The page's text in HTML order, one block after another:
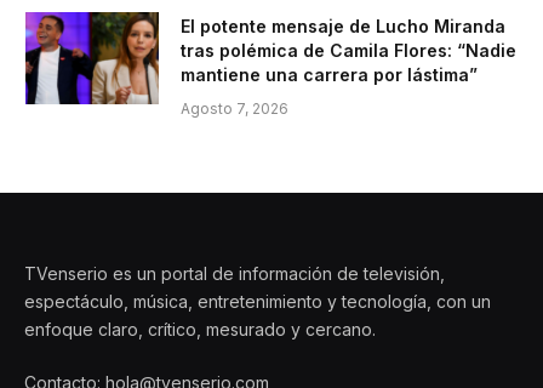
El potente mensaje de Lucho Miranda
tras polémica de Camila Flores: “Nadie
mantiene una carrera por lástima”
Agosto 7, 2026
TVenserio es un portal de información de televisión,
espectáculo, música, entretenimiento y tecnología, con un
enfoque claro, crítico, mesurado y cercano.
Contacto: hola@tvenserio.com